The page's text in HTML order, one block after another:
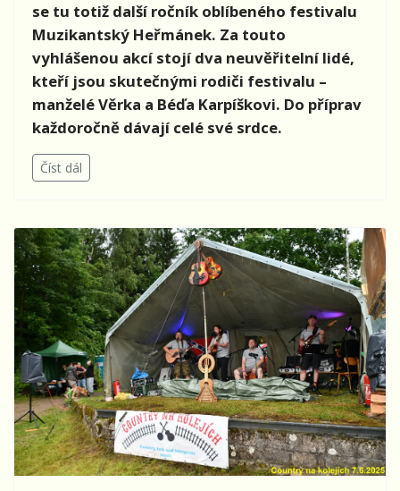
se tu totiž další ročník oblíbeného festivalu
Muzikantský Heřmánek. Za touto
vyhlášenou akcí stojí dva neuvěřitelní lidé,
kteří jsou skutečnými rodiči festivalu –
manželé Věrka a Béďa Karpíškovi. Do příprav
každoročně dávají celé své srdce.
Číst dál